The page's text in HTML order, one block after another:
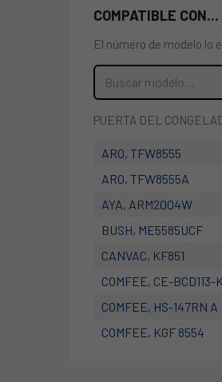
COMPATIBLE CON...
El número de modelo
PUERTA DEL
ARO, TFW8555
ARO, TFW8555A
AYA, ARM2004W
BUSH, ME5585UCF
CANVAC, KF851
COMFEE, CE-BCD113-K
COMFEE, HS-147RN A
COMFEE, KGF 8554